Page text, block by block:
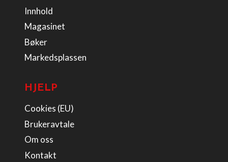
Innhold
Magasinet
Bøker
Markedsplassen
HJELP
Cookies (EU)
Brukeravtale
Om oss
Kontakt